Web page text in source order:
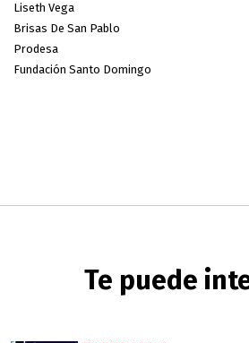
Liseth Vega
Brisas De San Pablo
Prodesa
Fundación Santo Domingo
Te puede